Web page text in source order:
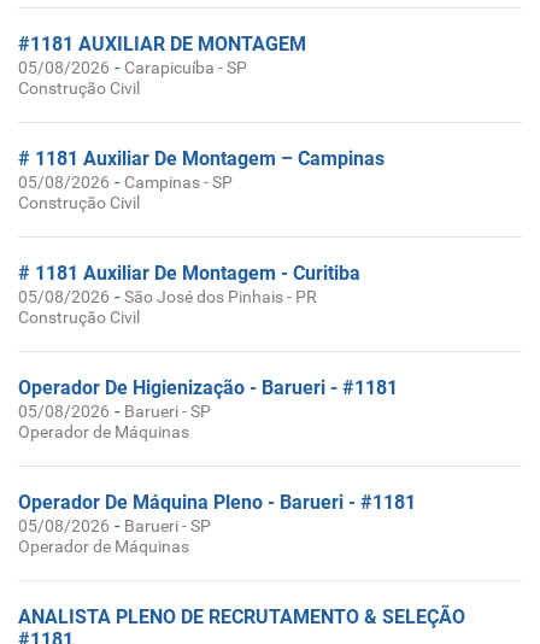
#1181 AUXILIAR DE MONTAGEM
05/08/2026 - Carapicuíba - SP
Construção Civil
# 1181 Auxiliar De Montagem – Campinas
05/08/2026 - Campinas - SP
Construção Civil
# 1181 Auxiliar De Montagem - Curitiba
05/08/2026 -São José dos Pinhais - PR
Construção Civil
Operador De Higienização - Barueri - #1181
05/08/2026 - Barueri - SP
Operador de Máquinas
Operador De Máquina Pleno - Barueri - #1181
05/08/2026 - Barueri - SP
Operador de Máquinas
ANALISTA PLENO DE RECRUTAMENTO & SELEÇÃO